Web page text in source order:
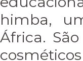
himba,
África.